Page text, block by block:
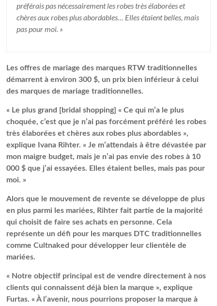
préférais pas nécessairement les robes très élaborées et
chères aux robes plus abordables… Elles étaient belles, mais
pas pour moi. »
Les offres de mariage des marques RTW traditionnelles
démarrent à environ 300 $, un prix bien inférieur à celui
des marques de mariage traditionnelles.
« Le plus grand [bridal shopping] « Ce qui m’a le plus
choquée, c’est que je n’ai pas forcément préféré les robes
très élaborées et chères aux robes plus abordables »,
explique Ivana Rihter. « Je m’attendais à être dévastée par
mon maigre budget, mais je n’ai pas envie des robes à 10
000 $ que j’ai essayées. Elles étaient belles, mais pas pour
moi. »
Alors que le mouvement de revente se développe de plus
en plus parmi les mariées, Rihter fait partie de la majorité
qui choisit de faire ses achats en personne. Cela
représente un défi pour les marques DTC traditionnelles
comme Cultnaked pour développer leur clientèle de
mariées.
« Notre objectif principal est de vendre directement à nos
clients qui connaissent déjà bien la marque », explique
Furtas. « À l’avenir, nous pourrions proposer la marque à